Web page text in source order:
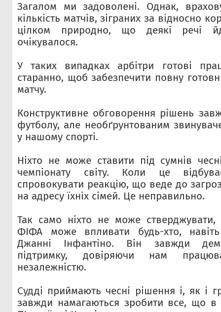
Загалом ми задоволені. Однак,
кількість матчів, зіграних за відносно
цілком природно, що деякі речі
очікувалося.
У таких випадках арбітри готові
старанно, щоб забезпечити повну
матчу.
Конструктивне обговорення рішень
футболу, але необґрунтованим
у нашому спорті.
Ніхто не може ставити під сумнів
чемпіонату світу. Коли це
спровокувати реакцію, що веде до
на адресу їхніх сімей. Це неправильно.
Так само ніхто не може
ФІФА може впливати будь-хто,
Джанні Інфантіно. Він завжди
підтримку, довіряючи нам
незалежністю.
Судді приймають чесні рішення і, як і
завжди намагаються зробити все, що в